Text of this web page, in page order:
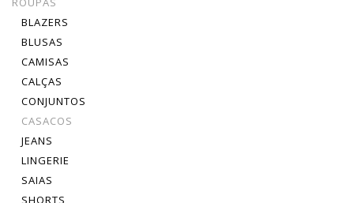
BLAZERS
BLUSAS
CAMISAS
CALÇAS
CONJUNTOS
CASACOS
JEANS
LINGERIE
SAIAS
SHORTS